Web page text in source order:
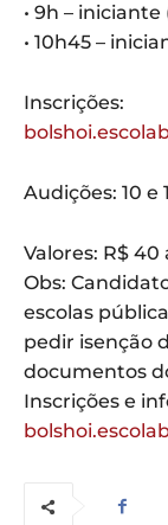
• 9h – iniciante
• 10h45 –
Inscrições:
Audições: 10 e
Valores: R$
Obs:
escolas
pedir isenção
documentos
Inscrições e